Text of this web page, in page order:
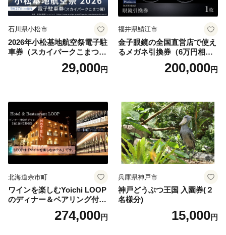
石川県小松市
2026年小松基地航空祭電子駐
車券（スカイパークこまつ
翼） 駐車場 シャトルバスの
りばすぐ 石川県 小松市
29,000円
福井県鯖江市
金子眼鏡の全国直営店で使え
るメガネ引換券（6万円相
当） Platinum200,000円
北海道余市町
ワインを楽しむYoichi LOOP
のディナー＆ペアリング付宿
泊プラン＜デラックスツイン
274,000円
兵庫県神戸市
神戸どうぶつ王国 入園券(２
名様分)
15,000円